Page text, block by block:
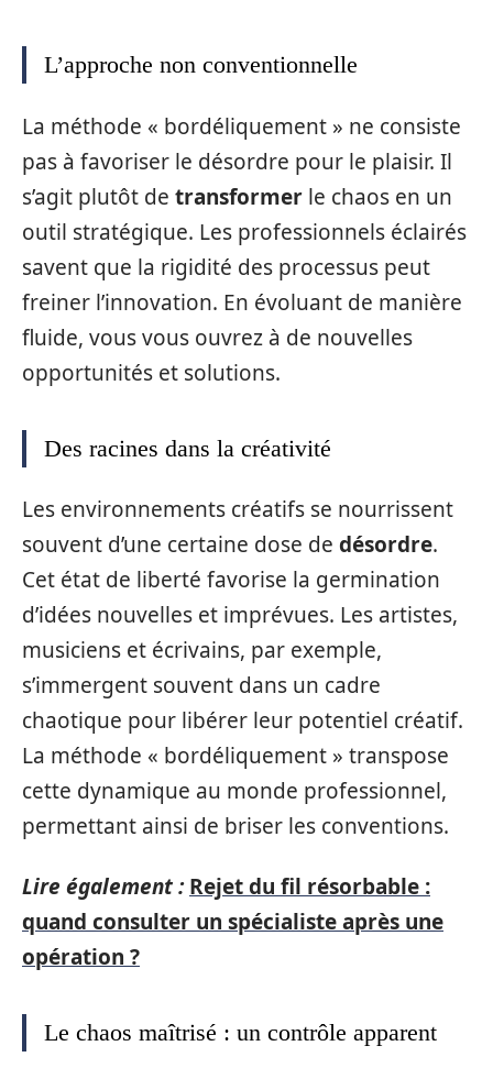
L’approche non conventionnelle
La méthode « bordéliquement » ne consiste
pas à favoriser le désordre pour le plaisir. Il
s’agit plutôt de transformer le chaos en un
outil stratégique. Les professionnels éclairés
savent que la rigidité des processus peut
freiner l’innovation. En évoluant de manière
fluide, vous vous ouvrez à de nouvelles
opportunités et solutions.
Des racines dans la créativité
Les environnements créatifs se nourrissent
souvent d’une certaine dose de désordre.
Cet état de liberté favorise la germination
d’idées nouvelles et imprévues. Les artistes,
musiciens et écrivains, par exemple,
s’immergent souvent dans un cadre
chaotique pour libérer leur potentiel créatif.
La méthode « bordéliquement » transpose
cette dynamique au monde professionnel,
permettant ainsi de briser les conventions.
Lire également : Rejet du fil résorbable :
quand consulter un spécialiste après une
opération ?
Le chaos maîtrisé : un contrôle apparent